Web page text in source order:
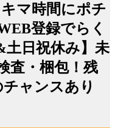
キマ時間にポチ
登録でらく
土日祝休み】未
査・梱包！残
ャンスあり